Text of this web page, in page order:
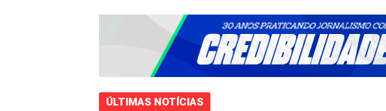
ÚLTIMAS NOTÍCIAS